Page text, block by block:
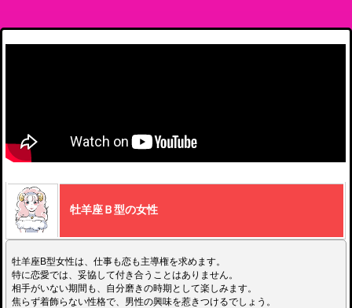
牡羊座Ｂ型の女性
牡羊座B型女性は、仕事も恋も主導権を求めます。
特に恋愛では、妥協して付き合うことはありません。
相手がいない期間も、自分磨きの時期として楽しみます。
焦らず着飾らない性格で、男性の興味を惹きつけるでしょう。